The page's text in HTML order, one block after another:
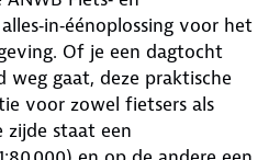
voor het
Of je een dagtocht
weg gaat, deze praktische
voor zowel fietsers als
zijde staat een